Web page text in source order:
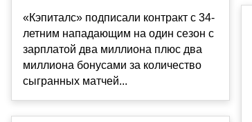
«Кэпиталс» подписали контракт с 34-
летним нападающим на один сезон с
зарплатой два миллиона плюс два
миллиона бонусами за количество
сыгранных матчей...